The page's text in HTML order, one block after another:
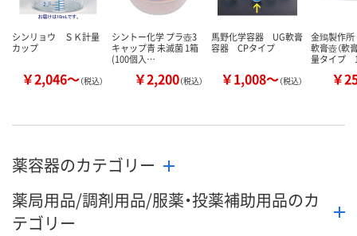
シンリョウ ＳＫ計量
カップ
￥2,046～（税込）
シントー化学 プラ壺3
キャップ青 未滅菌 1箱
(100個入…
￥2,200（税込）
馬野化学容器 UG軟膏
容器 CPタイプ
￥1,008～（税込）
金鵄製作
軟膏壺（軟
量タイプ
￥
薬容器のカテゴリー
薬局用品/調剤用品/服薬・投薬補助用品のカ
テゴリー